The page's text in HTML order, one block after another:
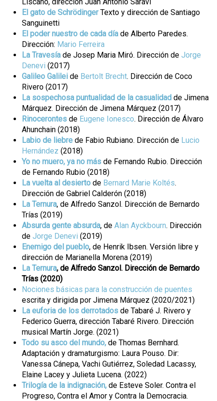
El gato de SchrödingerTexto y dirección de Santiago
Sanguinetti
El poder nuestro de cada día de Alberto Paredes.
Dirección: Mario Ferreira
La Travesía de Josep Maria Miró. Dirección de Jorge
Denevi (2017)
Galileo Galilei de Bertolt Brecht. Dirección de Coco
Rivero (2017)
La sospechosa puntualidad de la casualidad de Jimena
Márquez. Dirección de Jimena Márquez (2017)
Rinocerontes de Eugene Ionesco. Dirección de Álvaro
Ahunchain (2018)
Labio de liebre de Fabio Rubiano. Dirección de Lucio
Hernández (2018)
Yo no muero, ya no más de Fernando Rubio. Dirección
de Fernando Rubio (2018)
La vuelta al desierto de Bernard Marie Koltés.
Dirección de Gabriel Calderón (2018)
La Ternura, de Alfredo Sanzol. Dirección de Bernardo
Trías (2019)
Absurda gente absurda, de Alan Ayckbourn. Dirección
de Jorge Denevi (2019)
Enemigo del pueblo, de Henrik Ibsen. Versión libre y
dirección de Marianella Morena (2019)
La Ternura, de Alfredo Sanzol. Dirección de Bernardo
Trías (2020)
Nociones básicas para la construcción de puentes
escrita y dirigida por Jimena Márquez (2020/2021)
La euforia de los derrotados de Tabaré J. Rivero y
Federico Guerra, dirección Tabaré Rivero. Dirección
musical Martín Jorge. (2021)
Todo su asco del mundo, de Thomas Bernhard.
Adaptación y dramaturgismo: Laura Pouso. Dir:
Vanessa Cánepa, Vachi Gutiérrez, Soledad Lacassy,
Elaine Lacey y Julieta Lucena. (2022)
Trilogía de la indignación, de Esteve Soler. Contra el
Progreso, Contra el Amor y Contra la Democracia.